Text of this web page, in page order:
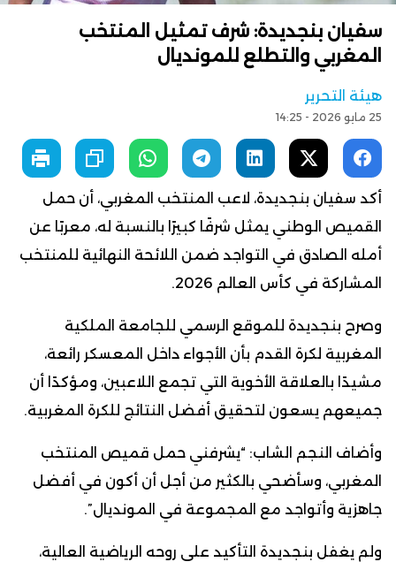
سفيان بنجديدة: شرف تمثيل المنتخب
المغربي والتطلع للمونديال
هيئة التحرير
25 مايو 2026 - 14:25
أكد سفيان بنجديدة، لاعب المنتخب المغربي، أن حمل
القميص الوطني يمثل شرفًا كبيرًا بالنسبة له، معربًا عن
أمله الصادق في التواجد ضمن اللائحة النهائية للمنتخب
المشاركة في كأس العالم 2026.
وصرح بنجديدة للموقع الرسمي للجامعة الملكية
المغربية لكرة القدم بأن الأجواء داخل المعسكر رائعة،
مشيدًا بالعلاقة الأخوية التي تجمع اللاعبين، ومؤكدًا أن
جميعهم يسعون لتحقيق أفضل النتائج للكرة المغربية.
وأضاف النجم الشاب: “يشرفني حمل قميص المنتخب
المغربي، وسأضحي بالكثير من أجل أن أكون في أفضل
جاهزية وأتواجد مع المجموعة في المونديال”.
ولم يغفل بنجديدة التأكيد على روحه الرياضية العالية،